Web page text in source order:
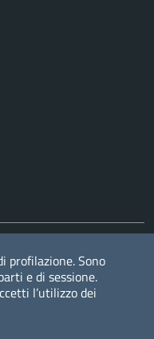
profilazione. Sono
e di sessione.
l’utilizzo dei